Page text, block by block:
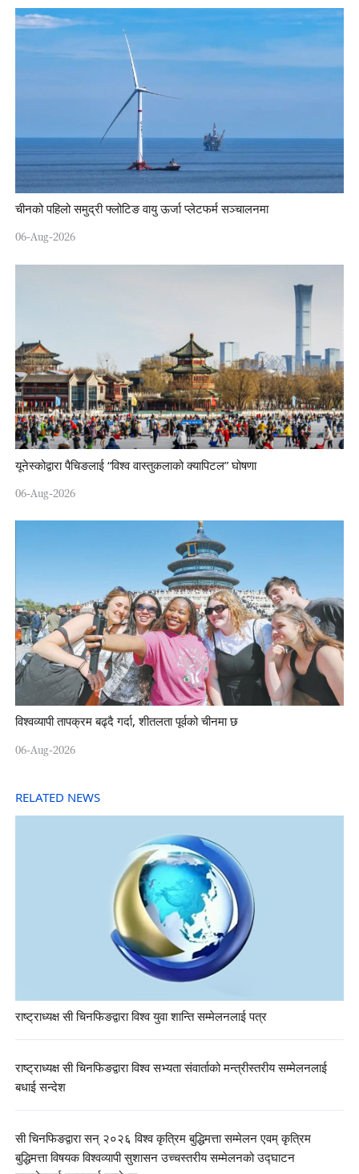
चीनको पहिलो समुद्री फ्लोटिङ वायु ऊर्जा प्लेटफर्म सञ्चालनमा
06-Aug-2026
यूनेस्कोद्वारा पैचिङलाई “विश्व वास्तुकलाको क्यापिटल” घोषणा
06-Aug-2026
विश्वव्यापी तापक्रम बढ्दै गर्दा, शीतलता पूर्वको चीनमा छ
06-Aug-2026
RELATED NEWS
राष्ट्राध्यक्ष सी चिनफिङद्वारा विश्व युवा शान्ति सम्मेलनलाई पत्र
राष्ट्राध्यक्ष सी चिनफिङद्वारा विश्व सभ्यता संवार्ताको मन्त्रीस्तरीय सम्मेलनलाई
बधाई सन्देश
सी चिनफिङद्वारा सन् २०२६ विश्व कृत्रिम बुद्धिमत्ता सम्मेलन एवम् कृत्रिम
बुद्धिमत्ता विषयक विश्वव्यापी सुशासन उच्चस्तरीय सम्मेलनको उद्घाटन